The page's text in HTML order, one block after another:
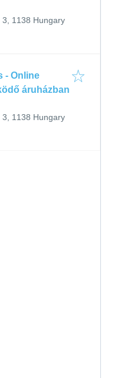
3, 1138 Hungary
- Online
áruházban
3, 1138 Hungary